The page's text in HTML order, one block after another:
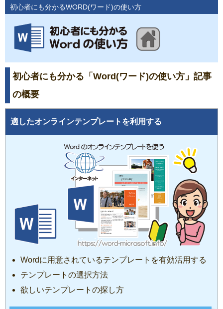
初心者にも分かるWORD(ワード)の使い方
初心者にも分かる「Word(ワード)の使い方」記事
の概要
適したオンラインテンプレートを利用する
Wordに用意されているテンプレートを有効活用する
テンプレートの選択方法
欲しいテンプレートの探し方